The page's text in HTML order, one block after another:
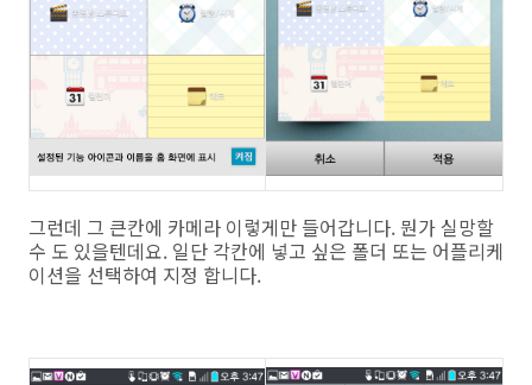
그런데 그 큰칸에 카메라 이렇게만 들어갑니다. 뭔가 실망할
수 도 있을텐데요. 일단 각칸에 넣고 싶은 폴더 또는 어플리케
이션을 선택하여 지정 합니다.